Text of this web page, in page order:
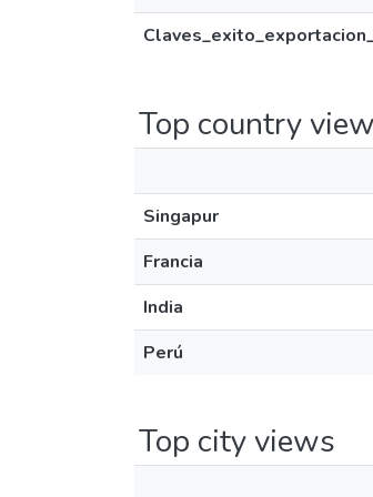
Top country
Singapur
Francia
India
Perú
Top city views